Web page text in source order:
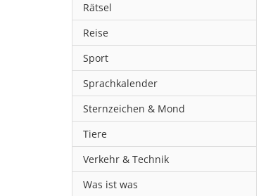
Rätsel
Reise
Sport
Sprachkalender
Sternzeichen & Mond
Tiere
Verkehr & Technik
Was ist was